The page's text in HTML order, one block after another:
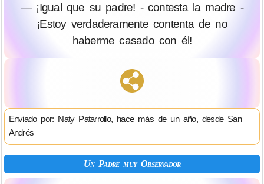
— ¡Igual que su padre! - contesta la madre -
¡Estoy verdaderamente contenta de no
haberme casado con él!
Enviado por: Naty Patarrollo, hace más de un año, desde San
Andrés
Un Padre muy Observador